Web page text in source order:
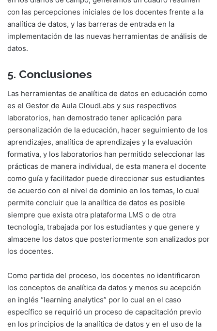
con las percepciones iniciales de los docentes frente a la
analítica de datos, y las barreras de entrada en la
implementación de las nuevas herramientas de análisis de
datos.
5. Conclusiones
Las herramientas de analítica de datos en educación como
es el Gestor de Aula CloudLabs y sus respectivos
laboratorios, han demostrado tener aplicación para
personalización de la educación, hacer seguimiento de los
aprendizajes, analítica de aprendizajes y la evaluación
formativa, y los laboratorios han permitido seleccionar las
prácticas de manera individual, de esta manera el docente
como guía y facilitador puede direccionar sus estudiantes
de acuerdo con el nivel de dominio en los temas, lo cual
permite concluir que la analítica de datos es posible
siempre que exista otra plataforma LMS o de otra
tecnología, trabajada por los estudiantes y que genere y
almacene los datos que posteriormente son analizados por
los docentes.
Como partida del proceso, los docentes no identificaron
los conceptos de analítica da datos y menos su acepción
en inglés “learning analytics” por lo cual en el caso
específico se requirió un proceso de capacitación previo
en los principios de la analítica de datos y en el uso de la